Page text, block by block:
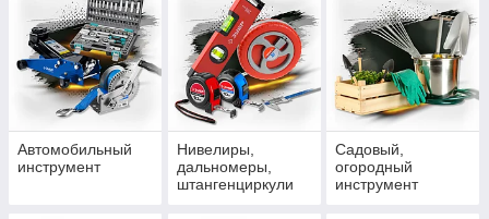
Автомобильный
инструмент
Нивелиры,
дальномеры,
штангенциркули
Садовый,
огородный
инструмент